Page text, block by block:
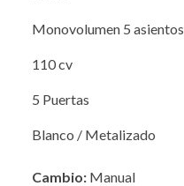
Monovolumen 5 asientos
110 cv
5 Puertas
Blanco / Metalizado
Cambio: Manual